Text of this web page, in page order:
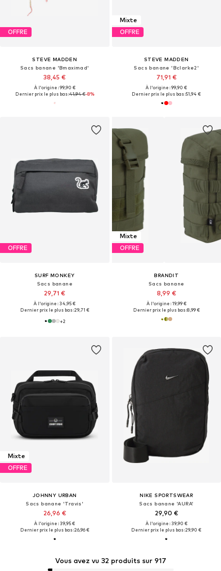
OFFRE
STEVE MADDEN
Sacs banane 'Bmaximad'
38,45 €
À l'origine : 99,90 €
Dernier prix le plus bas :41,94 €-8%
Mixte
OFFRE
STEVE MADDEN
Sacs banane 'Bclarke2'
71,91 €
À l'origine : 99,90 €
Dernier prix le plus bas :51,94 €
OFFRE
SURF MONKEY
Sacs banane
29,71 €
À l'origine : 34,95 €
Dernier prix le plus bas :29,71 €
+2
Mixte
OFFRE
BRANDIT
Sacs banane
8,99 €
À l'origine : 19,99 €
Dernier prix le plus bas :8,99 €
Mixte
OFFRE
JOHNNY URBAN
Sacs banane 'Travis'
26,96 €
À l'origine : 39,95 €
Dernier prix le plus bas :26,96 €
NIKE SPORTSWEAR
Sacs banane 'AURA'
29,90 €
À l'origine : 39,90 €
Dernier prix le plus bas :29,90 €
Vous avez vu 32 produits sur 917